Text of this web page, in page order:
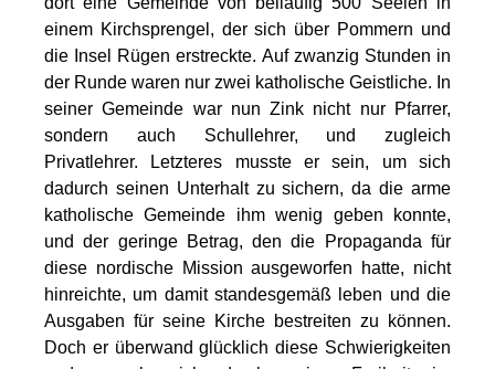
einem Kirchsprengel, der sich über Pommern und
die Insel Rügen erstreckte. Auf zwanzig Stunden in
der Runde waren nur zwei katholische Geistliche. In
seiner Gemeinde war nun Zink nicht nur Pfarrer,
sondern auch Schullehrer, und zugleich
Privatlehrer. Letzteres musste er sein, um sich
dadurch seinen Unterhalt zu sichern, da die arme
katholische Gemeinde ihm wenig geben konnte,
und der geringe Betrag, den die Propaganda für
diese nordische Mission ausgeworfen hatte, nicht
hinreichte, um damit standesgemäß leben und die
Ausgaben für seine Kirche bestreiten zu können.
Doch er überwand glücklich diese Schwierigkeiten